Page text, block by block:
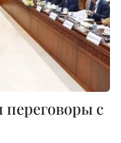
переговоры с